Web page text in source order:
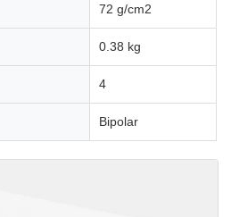
72 g/cm2
0.38 kg
4
Bipolar